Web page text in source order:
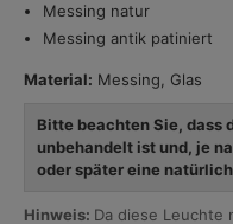
Messing natur
Messing antik patiniert
Material: Messing, Glas
Bitte beachten Sie, dass
unbehandelt ist und, je
oder später eine
Hinweis: Da diese